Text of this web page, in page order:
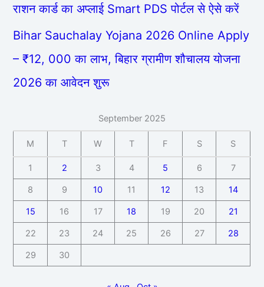
राशन कार्ड का अप्लाई Smart PDS पोर्टल से ऐसे करें
Bihar Sauchalay Yojana 2026 Online Apply
– ₹12, 000 का लाभ, बिहार ग्रामीण शौचालय योजना
2026 का आवेदन शुरू
September 2025
M T W T F S S
1 2 3 4 5 6 7
8 9 10 11 12 13 14
15 16 17 18 19 20 21
22 23 24 25 26 27 28
29 30